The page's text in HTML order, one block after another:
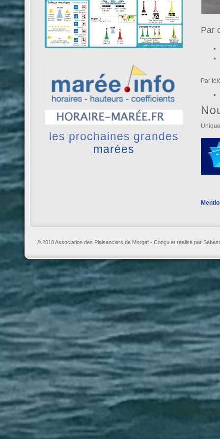
les prochaines grandes
marées
Par
Par
© 2018 Association des Plaisanciers de Morgat - Conçu et réalisé par